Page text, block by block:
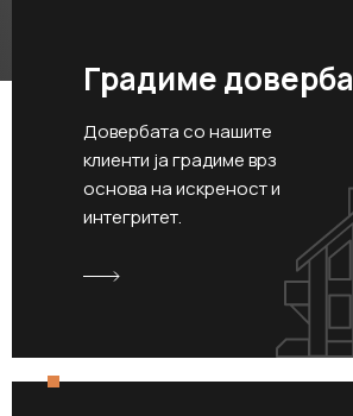
Градиме доверба
Довербата со нашите
клиенти ја градиме врз
основа на искреност и
интегритет.